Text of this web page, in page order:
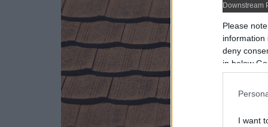
Downstream
Please
information
deny
in below
I want